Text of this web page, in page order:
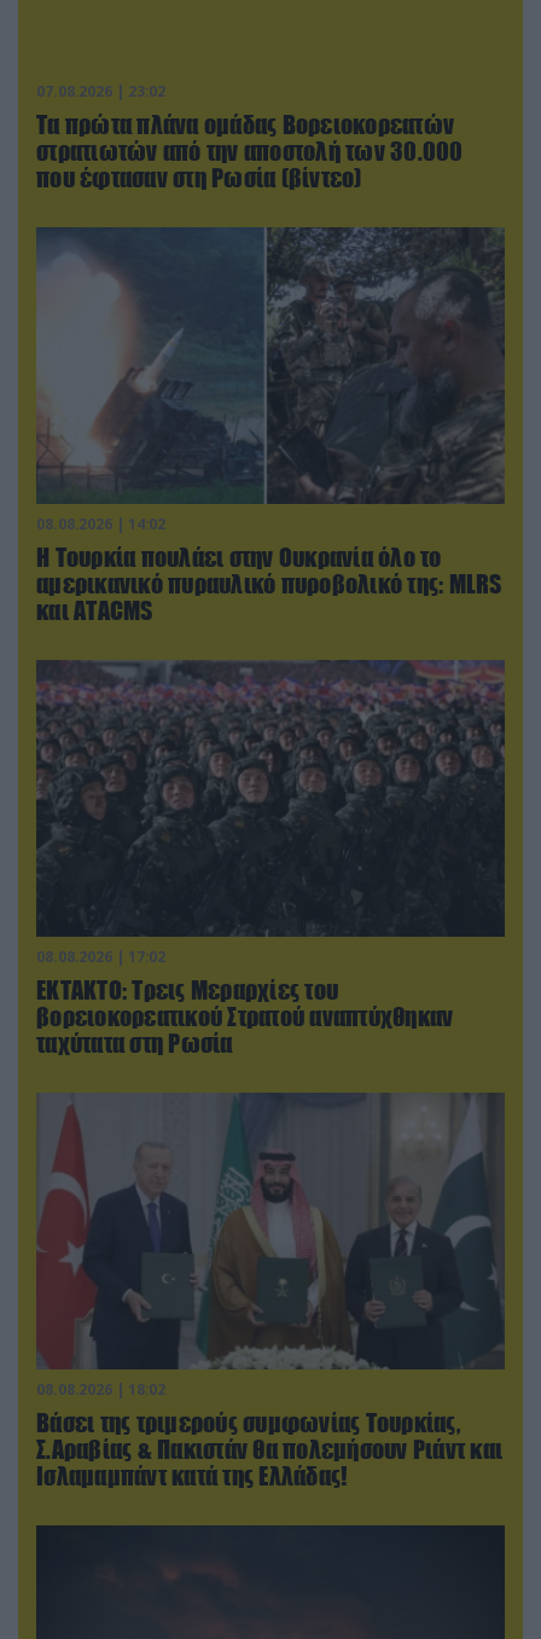
07.08.2026 | 23:02
Τα πρώτα πλάνα ομάδας Βορειοκορεατών
στρατιωτών από την αποστολή των 30.000
που έφτασαν στη Ρωσία (βίντεο)
08.08.2026 | 14:02
Η Τουρκία πουλάει στην Ουκρανία όλο το
αμερικανικό πυραυλικό πυροβολικό της: MLRS
και ΑΤΑCMS
08.08.2026 | 17:02
ΕΚΤΑΚΤΟ: Τρεις Μεραρχίες του
βορειοκορεατικού Στρατού αναπτύχθηκαν
ταχύτατα στη Ρωσία
08.08.2026 | 18:02
Βάσει της τριμερούς συμφωνίας Τουρκίας,
Σ.Αραβίας & Πακιστάν θα πολεμήσουν Ριάντ και
Ισλαμαμπάντ κατά της Ελλάδας!